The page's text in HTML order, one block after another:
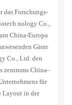
Forschungs-
nology Co.,
China-Europa
Gäste
Co., Ltd. den
zentrums China-
für
Layout in der